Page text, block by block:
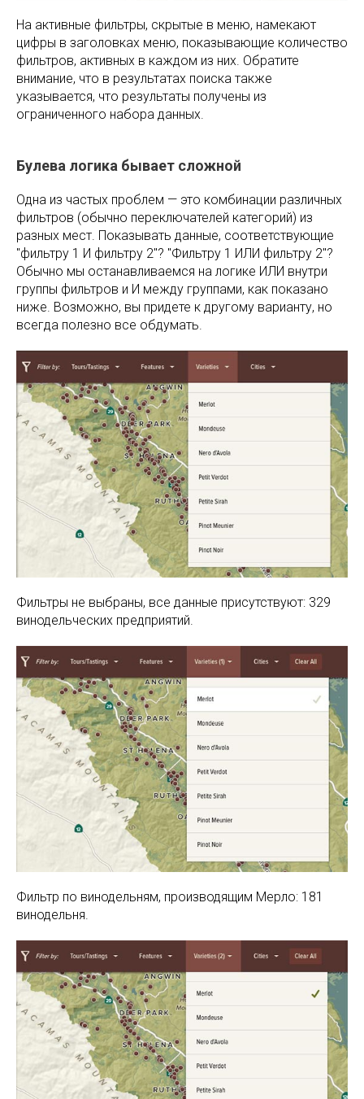
На активные фильтры, скрытые в меню, намекают
цифры в заголовках меню, показывающие количество
фильтров, активных в каждом из них. Обратите
внимание, что в результатах поиска также
указывается, что результаты получены из
ограниченного набора данных.
Булева логика бывает сложной
Одна из частых проблем — это комбинации различных
фильтров (обычно переключателей категорий) из
разных мест. Показывать данные, соответствующие
"фильтру 1 И фильтру 2"? "Фильтру 1 ИЛИ фильтру 2"?
Обычно мы останавливаемся на логике ИЛИ внутри
группы фильтров и И между группами, как показано
ниже. Возможно, вы придете к другому варианту, но
всегда полезно все обдумать.
Фильтры не выбраны, все данные присутствуют: 329
винодельческих предприятий.
Фильтр по винодельням, производящим Мерло: 181
винодельня.